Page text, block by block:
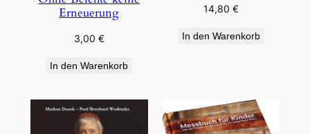
Erneuerung
3,00 €
In den Warenkorb
14,80 €
In den Warenkorb